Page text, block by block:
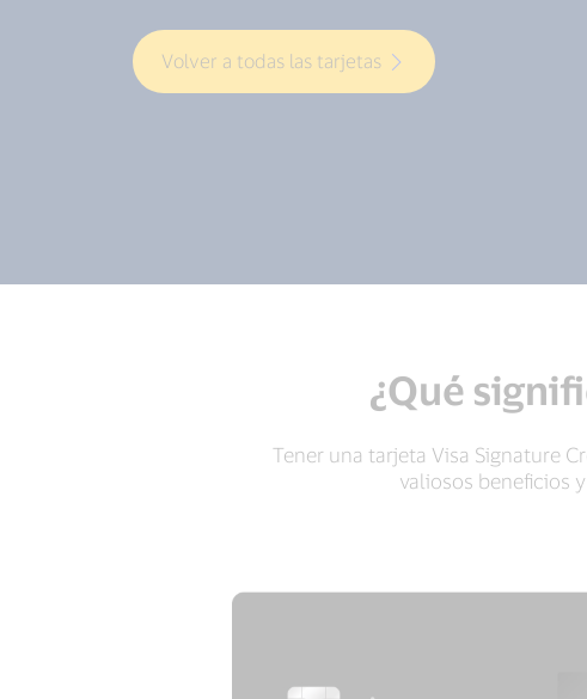
Volver a todas las tarjetas
¿Qué
Tener una tarjeta Visa Signature
valiosos beneficios